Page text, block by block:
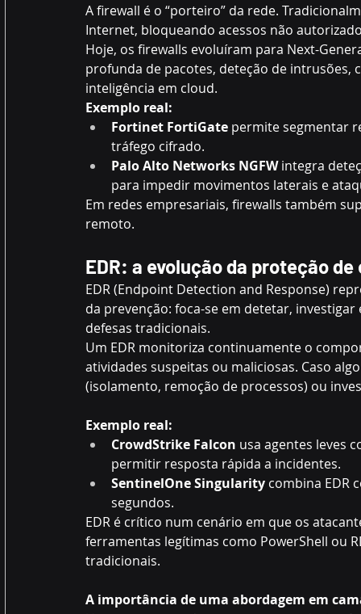
A firewall é o “porteiro” da rede.
Internet, bloqueando acessos não
Hoje, os firewalls evoluíram para Next-
profunda de pacotes, deteção de
inteligência em cloud.
Exemplo real:
Fortinet FortiGate permite segmentar
tráfego cifrado.
Palo Alto Networks NGFW integra
para impedir movimentos laterais e
Em redes empresariais, firewalls também
remoto.
EDR: a evolução da proteção
EDR (Endpoint Detection and Response)
da prevenção: foca-se em detetar,
defesas tradicionais.
Um EDR monitoriza continuamente o
atividades suspeitas ou maliciosas. Caso
(isolamento, remoção de processos) ou
Exemplo real:
CrowdStrike Falcon usa agentes leves
permitir resposta rápida a incidentes.
SentinelOne Singularity combina EDR
segundos.
EDR é crítico num cenário em que os
ferramentas legítimas como PowerShell ou
tradicionais.
A importância de uma abordagem em